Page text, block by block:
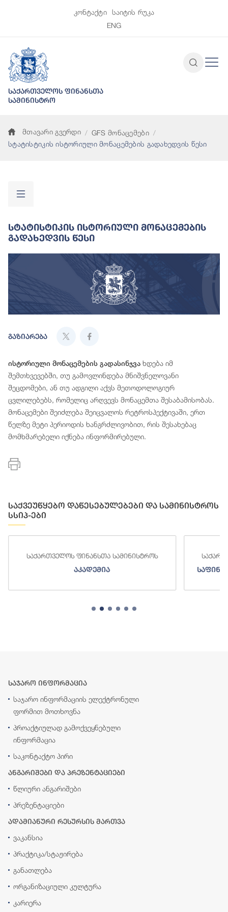
კონტაქტი
საიტის რუკა
ENG
საქართველოს ფინანსთა
სამინისტრო
მთავარი გვერდი
GFS მონაცემები
სტატისტიკის ისტორიული მონაცემების გადახედვის წესი
Სტატისტიკის Ისტორიული Მონაცემების
Გადახედვის Წესი
გაზიარება
ისტორიული მონაცემების გადასინჯვა ხდება იმ
შემთხვევებში, თუ გამოვლინდება მნიშვნელოვანი
შეცდომები, ან თუ ადგილი აქვს მეთოდოლოგიურ
ცვლილებებს, რომელიც არღვევს მონაცემთა შესაბამისობას.
მონაცემები შეიძლება შეიცვალოს რეტროსპექტივაში, ერთ
წელზე მეტი პერიოდის ხანგრძლივობით, რის შესახებაც
მომხმარებელი იქნება ინფორმირებული.
საქვეუწყებო დაწესებულებები და სამინისტროს
სსიპ-ები
საქართველოს ფინანსთა სამინისტროს
აკადემია
საჯარო ინფორმაცია
საჯარო ინფორმაციის ელექტრონული
ფორმით მოთხოვნა
პროაქტიულად გამოქვეყნებული
ინფორმაცია
საკონტაქტო პირი
ანგარიშები და პრეზენტაციები
წლიური ანგარიშები
პრეზენტაციები
ადამიანური რესურსის მართვა
ვაკანსია
პრაქტიკა/სტაჟირება
განათლება
ორგანიზაციული კულტურა
კარიერა